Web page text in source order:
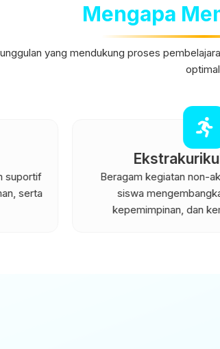
Mengapa
yang mendukung proses
suportif
serta
Beragam kegiatan non-
siswa
kepemimpinan, dan